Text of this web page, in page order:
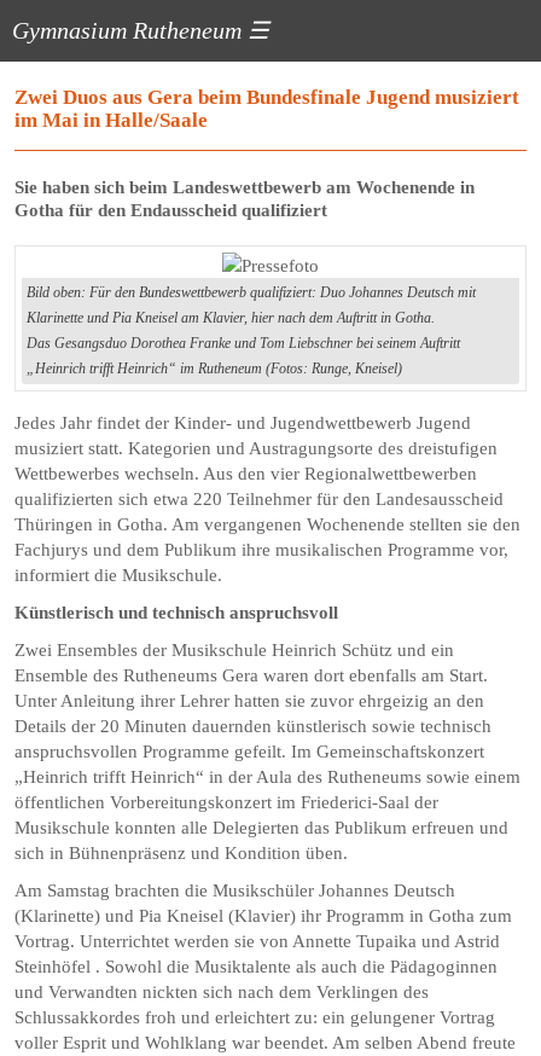
Gymnasium Rutheneum ☰
Zwei Duos aus Gera beim Bundesfinale Jugend musiziert
im Mai in Halle/Saale
Sie haben sich beim Landeswettbewerb am Wochenende in
Gotha für den Endausscheid qualifiziert
Bild oben: Für den Bundeswettbewerb qualifiziert: Duo Johannes Deutsch mit
Klarinette und Pia Kneisel am Klavier, hier nach dem Auftritt in Gotha.
Das Gesangsduo Dorothea Franke und Tom Liebschner bei seinem Auftritt
„Heinrich trifft Heinrich“ im Rutheneum (Fotos: Runge, Kneisel)
Jedes Jahr findet der Kinder- und Jugendwettbewerb Jugend
musiziert statt. Kategorien und Austragungsorte des dreistufigen
Wettbewerbes wechseln. Aus den vier Regionalwettbewerben
qualifizierten sich etwa 220 Teilnehmer für den Landesausscheid
Thüringen in Gotha. Am vergangenen Wochenende stellten sie den
Fachjurys und dem Publikum ihre musikalischen Programme vor,
informiert die Musikschule.
Künstlerisch und technisch anspruchsvoll
Zwei Ensembles der Musikschule Heinrich Schütz und ein
Ensemble des Rutheneums Gera waren dort ebenfalls am Start.
Unter Anleitung ihrer Lehrer hatten sie zuvor ehrgeizig an den
Details der 20 Minuten dauernden künstlerisch sowie technisch
anspruchsvollen Programme gefeilt. Im Gemeinschaftskonzert
„Heinrich trifft Heinrich“ in der Aula des Rutheneums sowie einem
öffentlichen Vorbereitungskonzert im Friederici-Saal der
Musikschule konnten alle Delegierten das Publikum erfreuen und
sich in Bühnenpräsenz und Kondition üben.
Am Samstag brachten die Musikschüler Johannes Deutsch
(Klarinette) und Pia Kneisel (Klavier) ihr Programm in Gotha zum
Vortrag. Unterrichtet werden sie von Annette Tupaika und Astrid
Steinhöfel . Sowohl die Musiktalente als auch die Pädagoginnen
und Verwandten nickten sich nach dem Verklingen des
Schlussakkordes froh und erleichtert zu: ein gelungener Vortrag
voller Esprit und Wohlklang war beendet. Am selben Abend freute